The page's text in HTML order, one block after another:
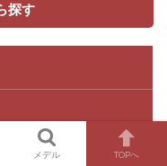
探す
メデル TOPへ